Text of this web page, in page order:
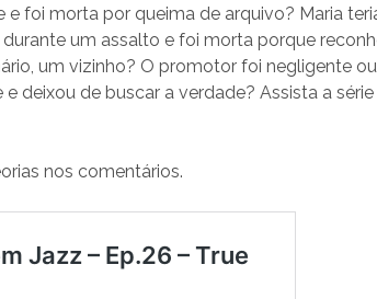
foi morta por queima de arquivo? Maria
um assalto e foi morta porque
um vizinho? O promotor foi negligente
deixou de buscar a verdade? Assista a
nos comentários.